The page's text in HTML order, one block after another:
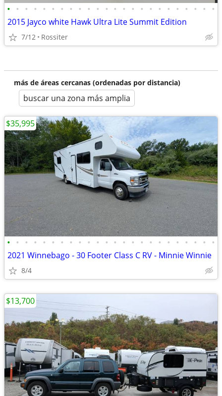
• • • • • • • • • • • • • • • • • • • • • • • •
2015 Jayco white Hawk Ultra Lite Summit Edition
7/12 Rossiter
más de áreas cercanas (ordenadas por distancia)
buscar una zona más amplia
• • • • • • • • • • • • • • • • • • • • • • • •
2021 Winnebago - 30 Footer Class C RV - Minnie Winnie
8/4
$35,995
$13,700